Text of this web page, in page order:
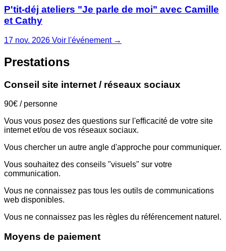
P'tit-déj ateliers "Je parle de moi" avec Camille
et Cathy
17 nov. 2026 Voir l'événement →
Prestations
Conseil site internet / réseaux sociaux
90€ / personne
Vous vous posez des questions sur l'efficacité de votre site
internet et/ou de vos réseaux sociaux.
Vous chercher un autre angle d'approche pour communiquer.
Vous souhaitez des conseils "visuels" sur votre
communication.
Vous ne connaissez pas tous les outils de communications
web disponibles.
Vous ne connaissez pas les règles du référencement naturel.
Moyens de paiement